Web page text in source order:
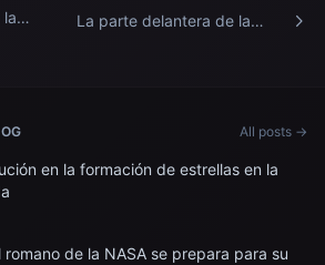
la
La parte delantera de la
All posts →
en la formación de estrellas en la
de la NASA se prepara para su